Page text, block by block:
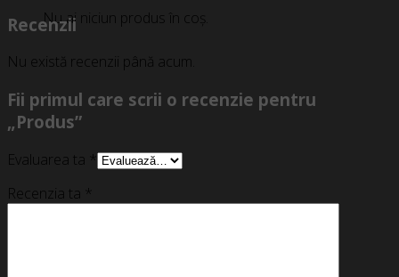
Nu ai niciun produs în coș.
Recenzii
Nu există recenzii până acum.
Fii primul care scrii o recenzie pentru
„Produs”
Evaluarea ta *
Recenzia ta *